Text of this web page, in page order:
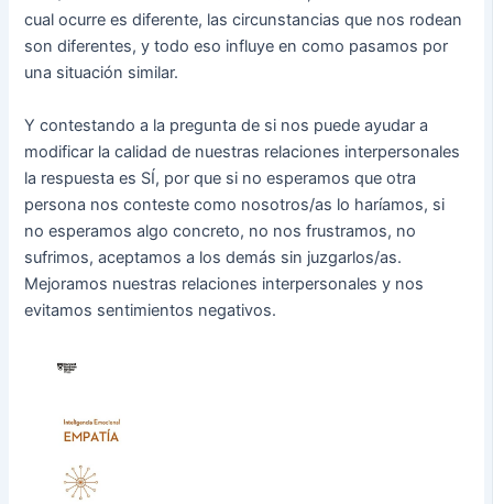
cual ocurre es diferente, las circunstancias que nos rodean
son diferentes, y todo eso influye en como pasamos por
una situación similar.
Y contestando a la pregunta de si nos puede ayudar a
modificar la calidad de nuestras relaciones interpersonales
la respuesta es SÍ, por que si no esperamos que otra
persona nos conteste como nosotros/as lo haríamos, si
no esperamos algo concreto, no nos frustramos, no
sufrimos, aceptamos a los demás sin juzgarlos/as.
Mejoramos nuestras relaciones interpersonales y nos
evitamos sentimientos negativos.